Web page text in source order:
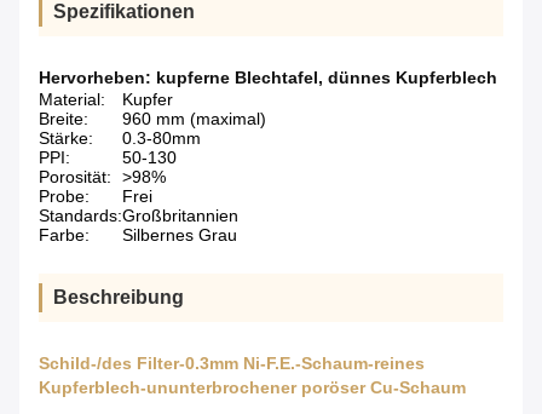
Spezifikationen
Hervorheben: kupferne Blechtafel, dünnes Kupferblech
Material:
Kupfer
Breite:
960 mm (maximal)
Stärke:
0.3-80mm
PPI:
50-130
Porosität:
>98%
Probe:
Frei
Standards:Großbritannien
Farbe:
Silbernes Grau
Beschreibung
Schild-/des Filter-0.3mm Ni-F.E.-Schaum-reines
Kupferblech-ununterbrochener poröser Cu-Schaum